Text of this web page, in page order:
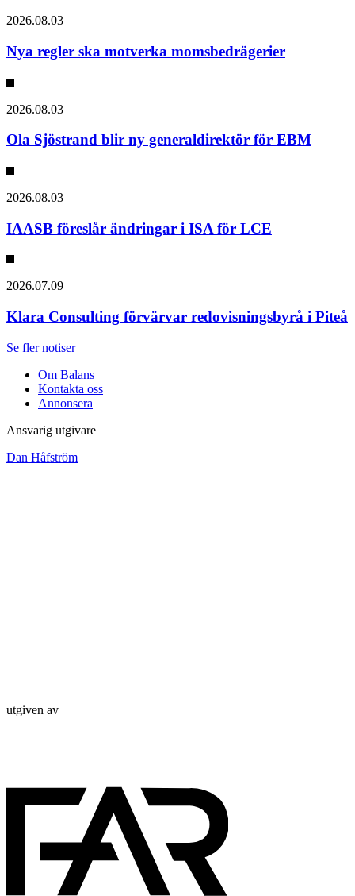
2026.08.03
Nya regler ska motverka momsbedrägerier
2026.08.03
Ola Sjöstrand blir ny generaldirektör för EBM
2026.08.03
IAASB föreslår ändringar i ISA för LCE
2026.07.09
Klara Consulting förvärvar redovisningsbyrå i Piteå
Se fler notiser
Om Balans
Kontakta oss
Annonsera
Ansvarig utgivare
Dan Håfström
utgiven av